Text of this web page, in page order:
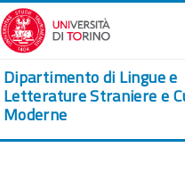
Vai al contenuto principale
Dipartimento di Lingue e
Letterature Straniere e
Moderne